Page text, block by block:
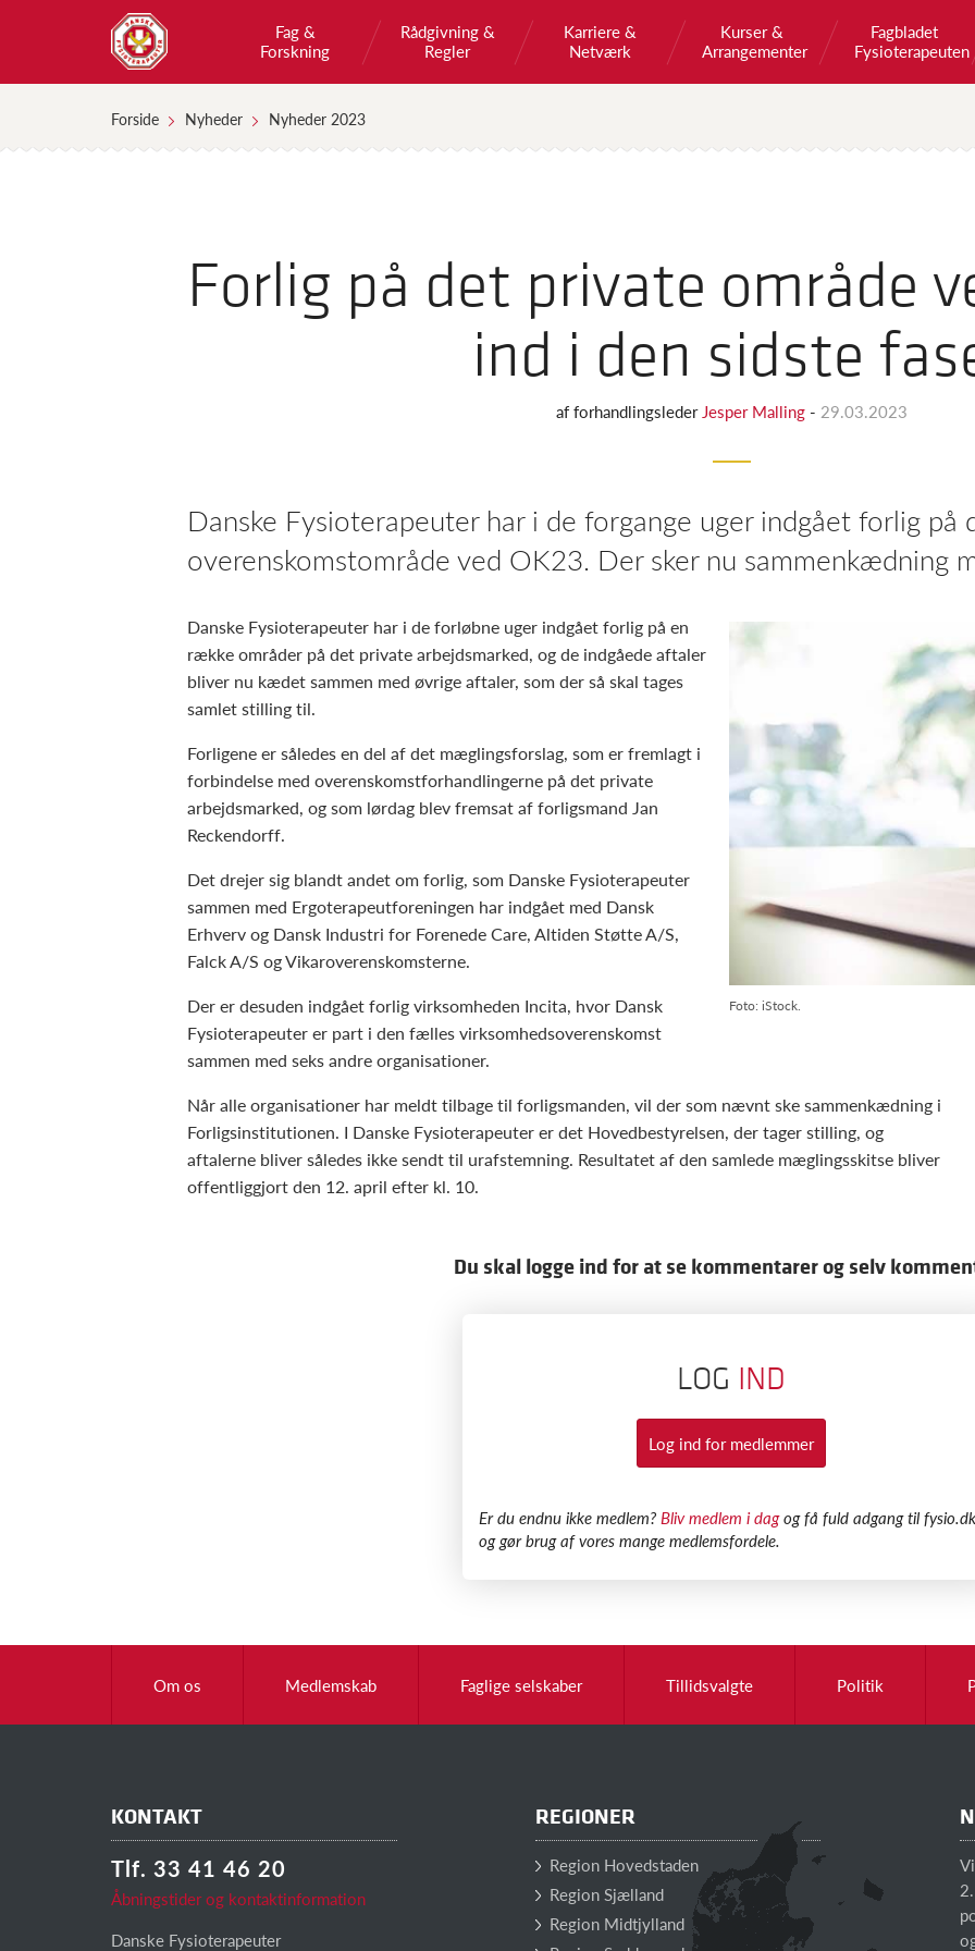
Fag &
Forskning
Rådgivning &
Regler
Karriere &
Netværk
Kurser &
Arrangementer
Fagbladet
Fysioterapeuten
Forside Nyheder Nyheder 2023
Forlig på det private område
ind i den sidste
af forhandlingsleder Jesper Malling - 29.03.2023
Danske Fysioterapeuter har i de forgange uger indgået forlig på
overenskomstområde ved OK23. Der sker nu sammenkædning
Foto: iStock.
Danske Fysioterapeuter har i de forløbne uger indgået forlig på en
række områder på det private arbejdsmarked, og de indgåede aftaler
bliver nu kædet sammen med øvrige aftaler, som der så skal tages
samlet stilling til.
Forligene er således en del af det mæglingsforslag, som er fremlagt i
forbindelse med overenskomstforhandlingerne på det private
arbejdsmarked, og som lørdag blev fremsat af forligsmand Jan
Reckendorff.
Det drejer sig blandt andet om forlig, som Danske Fysioterapeuter
sammen med Ergoterapeutforeningen har indgået med Dansk
Erhverv og Dansk Industri for Forenede Care, Altiden Støtte A/S,
Falck A/S og Vikaroverenskomsterne.
Der er desuden indgået forlig virksomheden Incita, hvor Dansk
Fysioterapeuter er part i den fælles virksomhedsoverenskomst
sammen med seks andre organisationer.
Når alle organisationer har meldt tilbage til forligsmanden, vil der som nævnt ske sammenkædning i
Forligsinstitutionen. I Danske Fysioterapeuter er det Hovedbestyrelsen, der tager stilling, og
aftalerne bliver således ikke sendt til urafstemning. Resultatet af den samlede mæglingsskitse bliver
offentliggjort den 12. april efter kl. 10.
Du skal logge ind for at se kommentarer og selv
LOG IND
Log ind for medlemmer
​Er du endnu ikke medlem? Bliv medlem i dagog få fuld adgang til
og gør brug af vores mange medlemsfordele.
Om os Medlemskab Faglige selskaber Tillidsvalgte Politik
KONTAKT
Tlf. 33 41 46 20
Åbningstider og kontaktinformation
Danske Fysioterapeuter
REGIONER
Region Hovedstaden
Region Sjælland
Region Midtjylland